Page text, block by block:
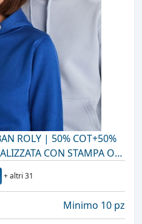
ROLY | 50% COT+50%
CON STAMPA O
+ altri 31
Minimo 10 pz